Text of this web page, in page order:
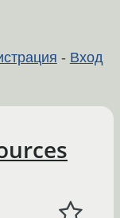
- Вход